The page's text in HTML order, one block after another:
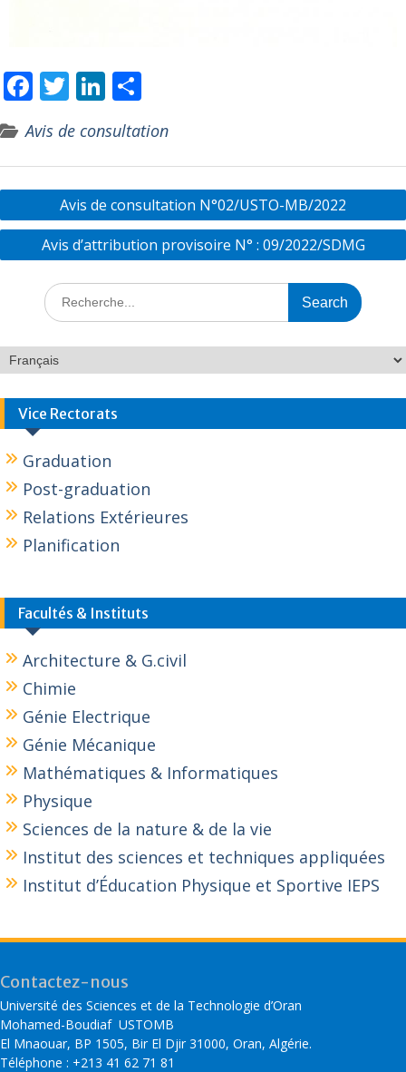
F
ac
e
b
o
o
k
T
itt
er
Li
k
e
dI
n
ar
ta
g
er
Avis de consultation
Avis de consultation N°02/USTO-MB/2022
Avis d’attribution provisoire N° : 09/2022/SDMG
Vice Rectorats
Graduation
Post-graduation
Relations Extérieures
Planification
Facultés & Instituts
Architecture & G.civil
Chimie
Génie Electrique
Génie Mécanique
Mathématiques & Informatiques
Physique
Sciences de la nature & de la vie
Institut des sciences et techniques appliquées
Institut d’Éducation Physique et Sportive IEPS
Contactez-nous
Université des Sciences et de la Technologie d’Oran
Mohamed-Boudiaf USTOMB
El Mnaouar, BP 1505, Bir El Djir 31000, Oran, Algérie.
Téléphone : +213 41 62 71 81